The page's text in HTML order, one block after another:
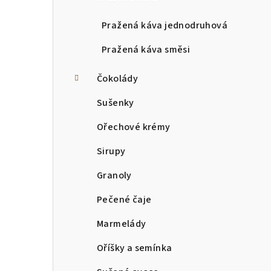
Pražená káva jednodruhová
Pražená káva směsi
Čokolády
Sušenky
Ořechové krémy
Sirupy
Granoly
Pečené čaje
Marmelády
Oříšky a semínka